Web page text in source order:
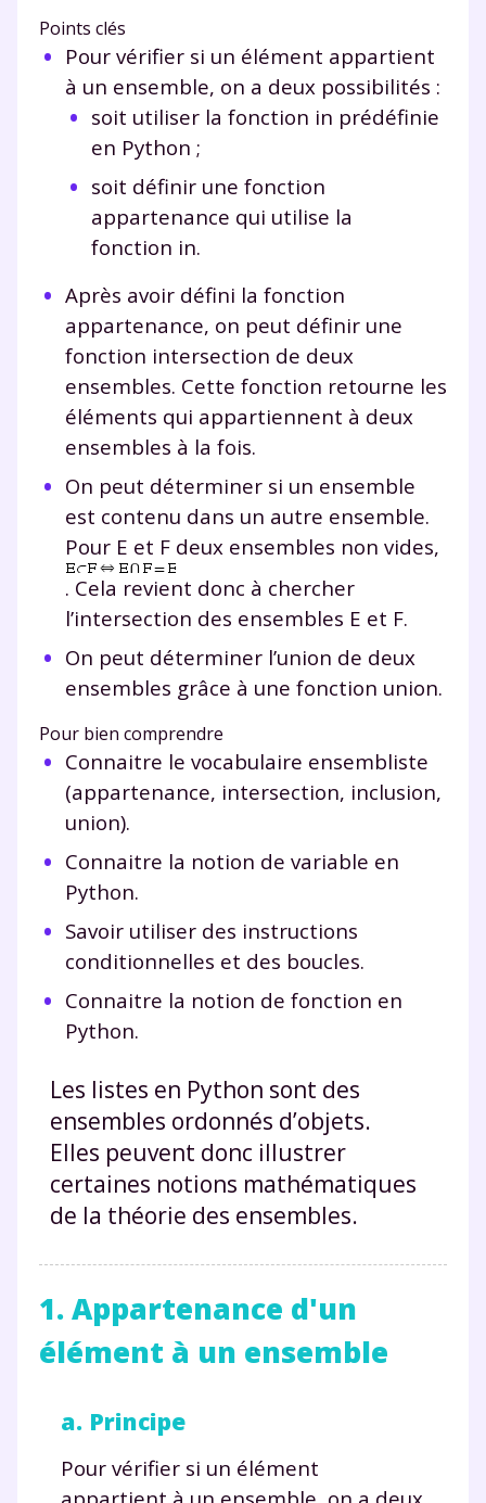
Points clés
Pour vérifier si un élément appartient
à un ensemble, on a deux possibilités :
soit utiliser la fonction in prédéfinie
en Python ;
soit définir une fonction
appartenance qui utilise la
fonction in.
Après avoir défini la fonction
appartenance, on peut définir une
fonction intersection de deux
ensembles. Cette fonction retourne les
éléments qui appartiennent à deux
ensembles à la fois.
On peut déterminer si un ensemble
est contenu dans un autre ensemble.
Pour E et F deux ensembles non vides,
. Cela revient donc à chercher
l’intersection des ensembles E et F.
On peut déterminer l’union de deux
ensembles grâce à une fonction union.
Pour bien comprendre
Connaitre le vocabulaire ensembliste
(appartenance, intersection, inclusion,
union).
Connaitre la notion de variable en
Python.
Savoir utiliser des instructions
conditionnelles et des boucles.
Connaitre la notion de fonction en
Python.
Les listes en Python sont des
ensembles ordonnés d’objets.
Elles peuvent donc illustrer
certaines notions mathématiques
de la théorie des ensembles.
1. Appartenance d'un
élément à un ensemble
a. Principe
Pour vérifier si un élément